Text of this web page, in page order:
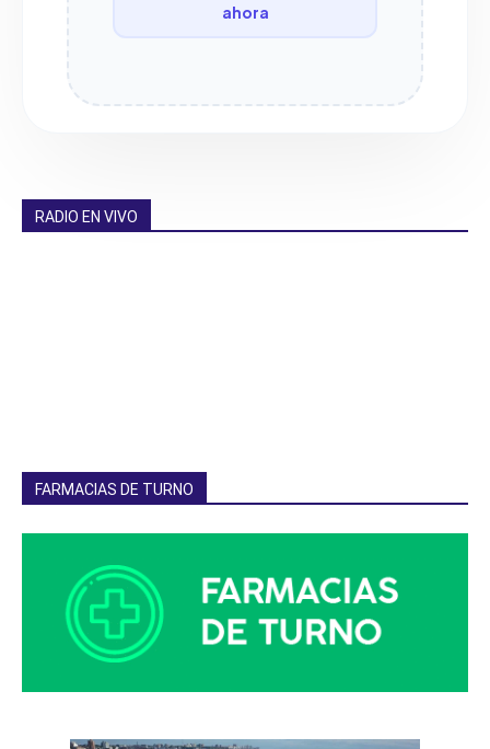
ahora
RADIO EN VIVO
FARMACIAS DE TURNO